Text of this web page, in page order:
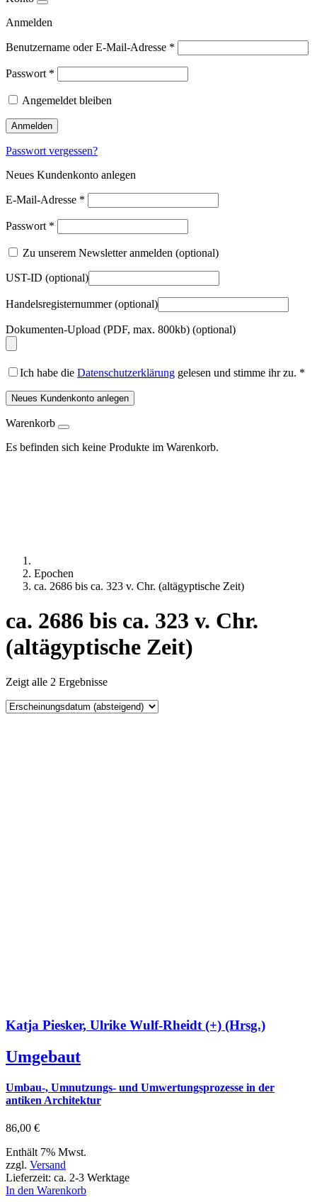
Anmelden
Benutzername oder E-Mail-Adresse *
Passwort *
Angemeldet bleiben
Anmelden
Passwort vergessen?
Neues Kundenkonto anlegen
E-Mail-Adresse *
Passwort *
Zu unserem Newsletter anmelden (optional)
UST-ID (optional)
Handelsregisternummer(optional)
Dokumenten-Upload (PDF, max. 800kb) (optional)
Ich habe die Datenschutzerklärung gelesen und stimme ihr zu. *
Neues Kundenkonto anlegen
Warenkorb
Es befinden sich keine Produkte im Warenkorb.
Epochen
ca. 2686 bis ca. 323 v. Chr. (altägyptische Zeit)
ca. 2686 bis ca. 323 v. Chr.
(altägyptische Zeit)
Zeigt alle 2 Ergebnisse
Katja Piesker, Ulrike Wulf-Rheidt (+) (Hrsg.)
Umgebaut
Umbau-, Umnutzungs- und Umwertungsprozesse in der
antiken Architektur
86,00 €
Enthält 7% Mwst.
zzgl. Versand
Lieferzeit: ca. 2-3 Werktage
In den Warenkorb